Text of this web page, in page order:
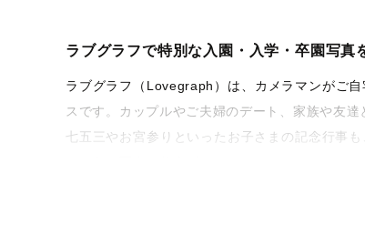
ラブグラフで特別な入園・入学・卒園写真
ラブグラフ（Lovegraph）は、カメラマンがご
スです。カップルやご夫婦のデート、家族や友
七五三やお宮参りといったお子さまの記念行事